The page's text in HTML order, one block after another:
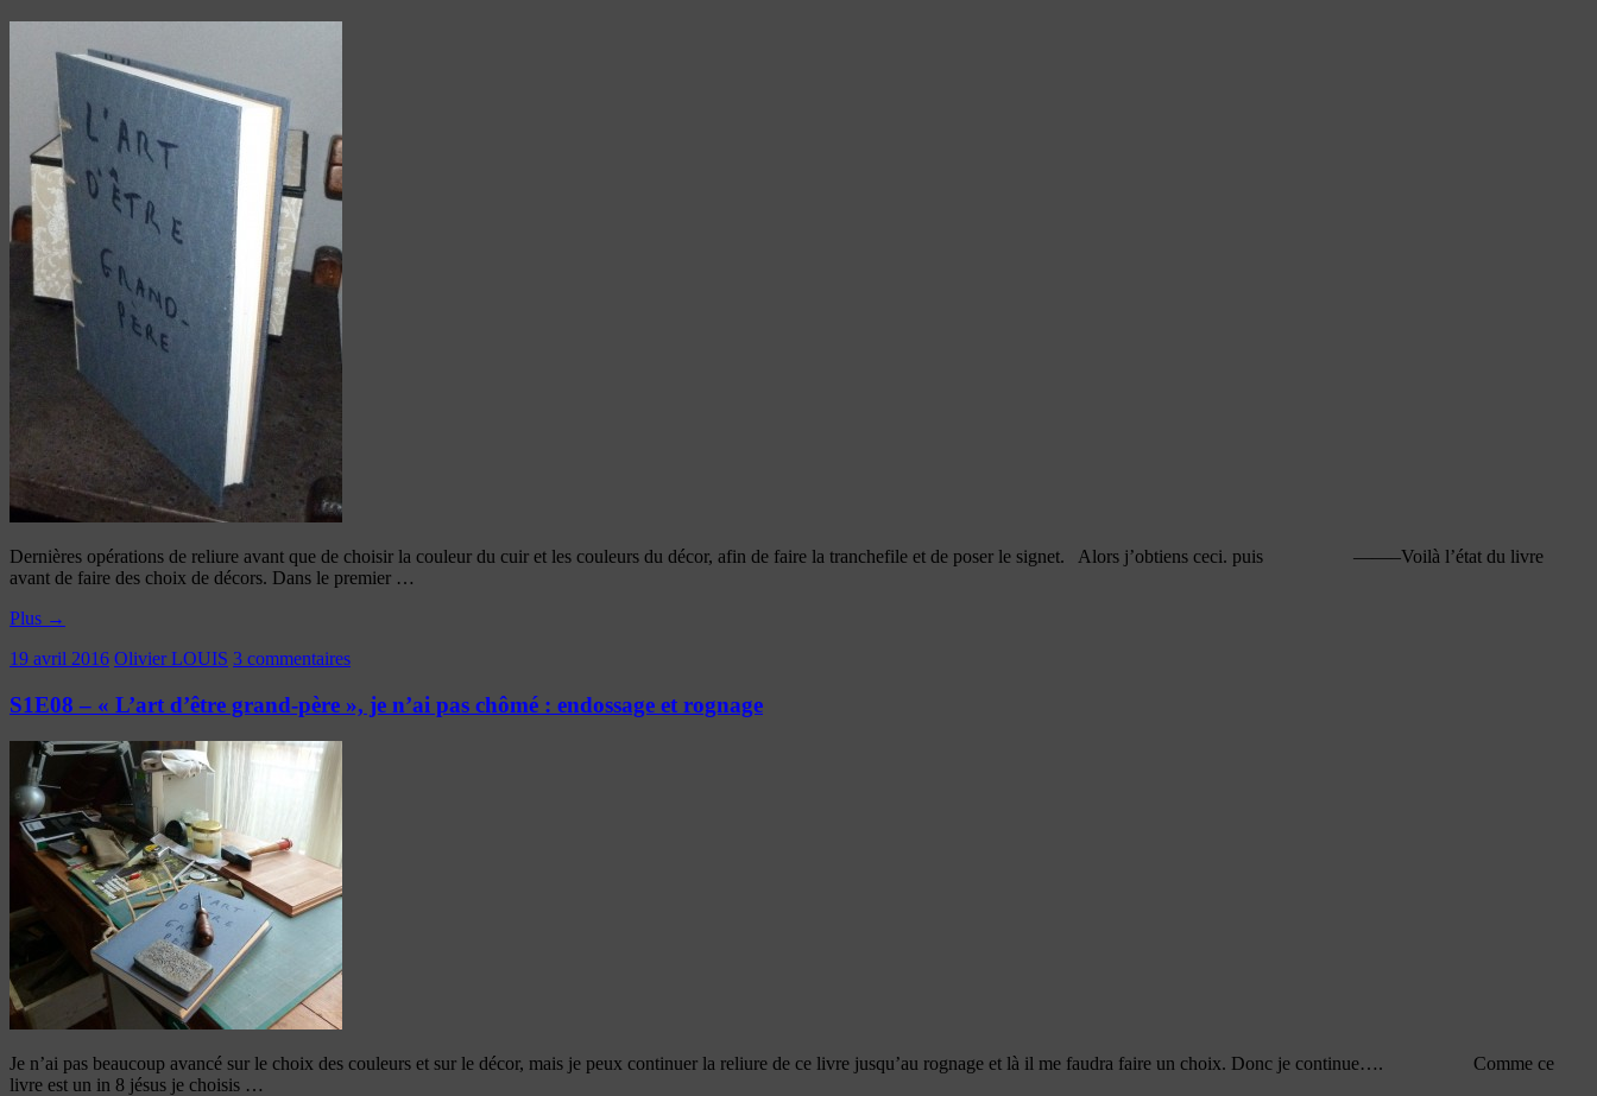
Dernières opérations de reliure avant que de choisir la couleur du cuir et les couleurs du décor, afin de faire la tranchefile et de poser le signet. Alors j’obtiens ceci. puis ——–Voilà l’état du livre
avant de faire des choix de décors. Dans le premier …
Plus →
19 avril 2016 Olivier LOUIS 3 commentaires
S1E08 – « L’art d’être grand-père », je n’ai pas chômé : endossage et rognage
Je n’ai pas beaucoup avancé sur le choix des couleurs et sur le décor, mais je peux continuer la reliure de ce livre jusqu’au rognage et là il me faudra faire un choix. Donc je continue…. Comme ce
livre est un in 8 jésus je choisis …